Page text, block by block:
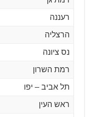
רעננה
הרצליה
נס ציונה
רמת השרון
תל אביב – יפו
ראש העין